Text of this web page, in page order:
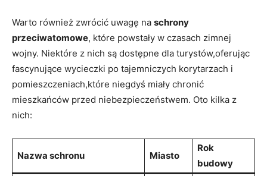
Warto ⁣również zwrócić uwagę na‌ schrony
‌przeciwatomowe, które powstały w czasach zimnej
wojny. Niektóre z‍ nich są dostępne dla‌ turystów,oferując⁣
fascynujące wycieczki po ⁢tajemniczych ‌korytarzach i
pomieszczeniach,które⁣ niegdyś miały chronić
mieszkańców przed niebezpieczeństwem. Oto kilka z
⁢nich:
Nazwa schronu Miasto
Rok
budowy